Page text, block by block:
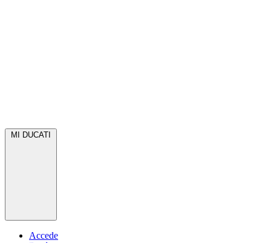
MI DUCATI
Accede